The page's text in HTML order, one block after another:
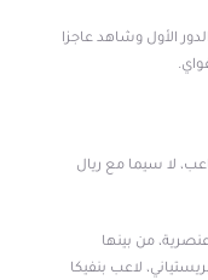
الأول وشاهد عاجزا
لا سيما مع ريال
من بينها
لاعب بنفيكا